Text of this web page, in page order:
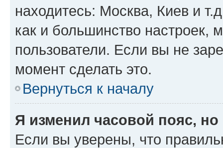
находитесь: Москва, Киев и
как и большинство настроек,
пользователи. Если вы не
момент сделать это.
Вернуться к началу
Я изменил часовой пояс,
Если вы уверены, что